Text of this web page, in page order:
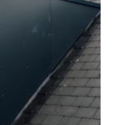
plaatsen.
weten wat